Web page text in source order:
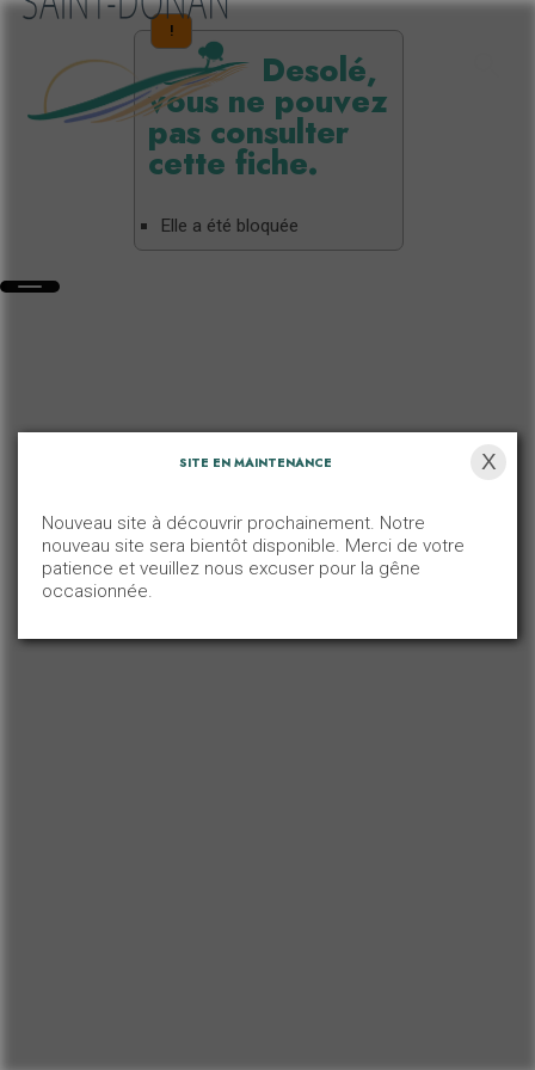
!
Desolé,
vous ne pouvez
pas consulter
cette fiche.
Elle a été bloquée
SITE EN MAINTENANCE X
Nouveau site à découvrir prochainement. Notre
nouveau site sera bientôt disponible. Merci de votre
patience et veuillez nous excuser pour la gêne
occasionnée.